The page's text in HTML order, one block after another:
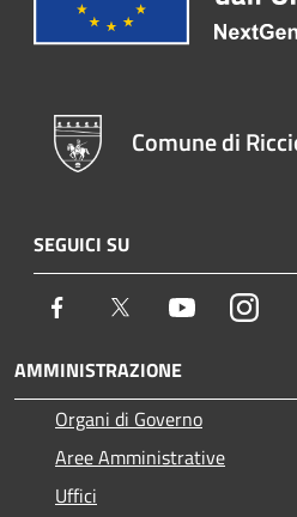
Comune di
SEGUICI SU
Facebook Twitter Youtube
AMMINISTRAZIONE
Organi di Governo
Aree Amministrative
Uffici